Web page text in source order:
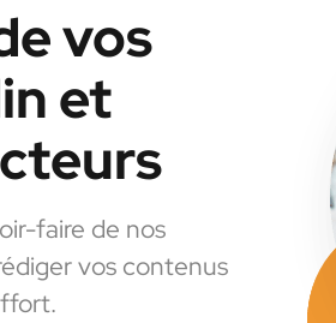
vos
et
faire de nos
vos contenus